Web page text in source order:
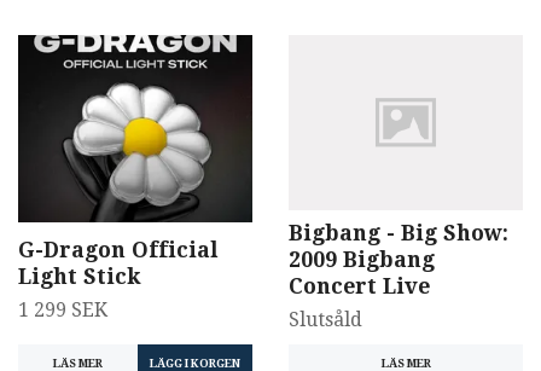
G-Dragon Official
Light Stick
1 299 SEK
LÄS MER
Bigbang - Big Show:
2009 Bigbang
Concert Live
Slutsåld
LÄS MER